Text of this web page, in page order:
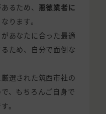
るため、 悪徳業者に
なります。
あなたに合った最適
ため、自分で面倒な
選された筑西市社の
、もちろんご自身で
。